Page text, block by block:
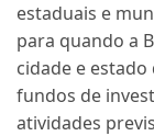
estaduais e
para quando a
cidade e estado
fundos de
atividades